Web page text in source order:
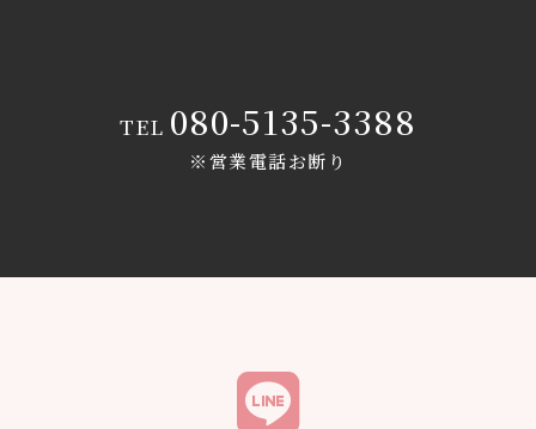
TEL 080-5135-3388
※営業電話お断り